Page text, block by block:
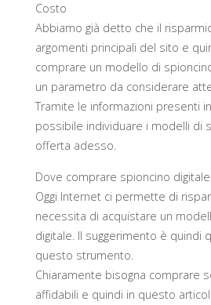
Costo
Abbiamo già detto che il
argomenti principali del sito e
comprare un modello di
un parametro da considerare
Tramite le informazioni presenti
possibile individuare i modelli di
offerta adesso.
Dove comprare spioncino digitale
Oggi Internet ci permette di
necessita di acquistare un
digitale. Il suggerimento è quindi
questo strumento.
Chiaramente bisogna comprare
affidabili e quindi in questo